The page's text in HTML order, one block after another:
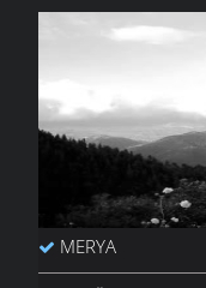
MERYA